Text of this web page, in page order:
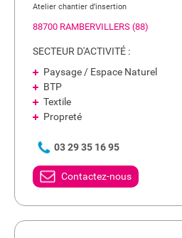
Atelier chantier d’insertion
88700 RAMBERVILLERS (88)
SECTEUR D'ACTIVITÉ :
Paysage / Espace Naturel
BTP
Textile
Propreté
03 29 35 16 95
Contactez-nous